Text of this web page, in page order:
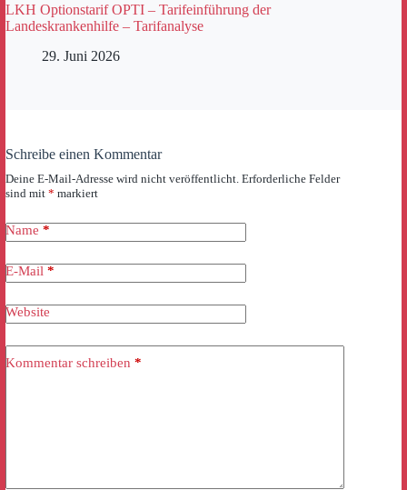
LKH Optionstarif OPTI – Tarifeinführung der
Landeskrankenhilfe – Tarifanalyse
29. Juni 2026
Schreibe einen Kommentar
Deine E-Mail-Adresse wird nicht veröffentlicht. Erforderliche Felder
sind mit * markiert
Name *
E-Mail *
Website
Kommentar schreiben *